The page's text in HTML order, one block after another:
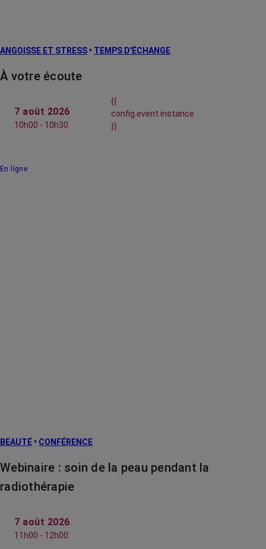
ANGOISSE ET STRESS • TEMPS D'ÉCHANGE
À votre écoute
7 août 2026
10h00 - 10h30
{{
config.event.instance
}}
En ligne
BEAUTÉ • CONFÉRENCE
Webinaire : soin de la peau pendant la
radiothérapie
7 août 2026
11h00 - 12h00